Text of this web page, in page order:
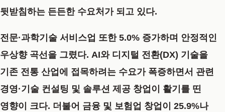
뒷받침하는 든든한 수요처가 되고 있다.
전문·과학기술 서비스업 또한 5.0% 증가하며 안정적인
우상향 곡선을 그렸다. AI와 디지털 전환(DX) 기술을
기존 전통 산업에 접목하려는 수요가 폭증하면서 관련
경영·기술 컨설팅 및 솔루션 제공 창업이 활기를 띤
영향이 크다. 더불어 금융 및 보험업 창업이 25.9%나